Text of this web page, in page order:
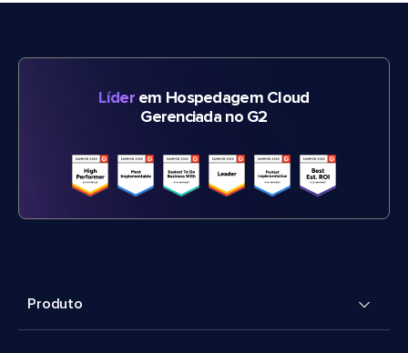
Líderem Hospedagem Cloud
Gerenciada no G2
Produto